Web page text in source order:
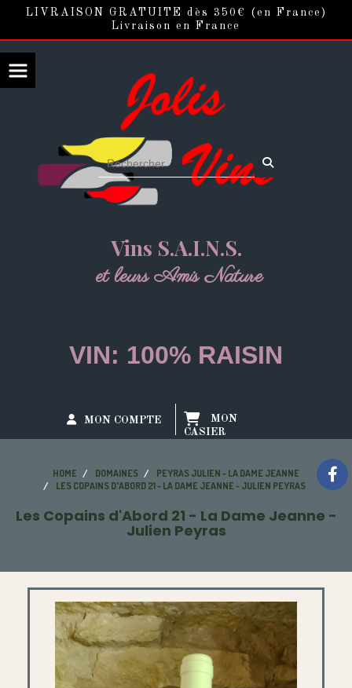
LIVRAISON GRATUITE dès 350€ (en France)
Livraison en France
Vins S.A.I.N.S.
et leurs Amis Nature
VIN: 100% RAISIN
MON COMPTE
MON
CASIER
HOME DOMAINES
PEYRAS JULIEN - LA DAME JEANNE
LES COPAINS D'ABORD 21 - LA DAME JEANNE - JULIEN PEYRAS
Les Copains d'Abord 21 - La Dame Jeanne -
Julien Peyras
Panneau de gestion des cookies